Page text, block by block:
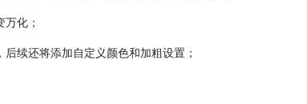
化；
续还将添加自定义颜色和加粗设置；